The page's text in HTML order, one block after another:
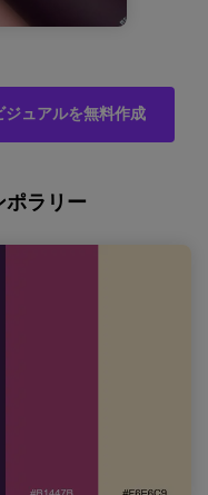
ュアルを無料作成
ポラリー